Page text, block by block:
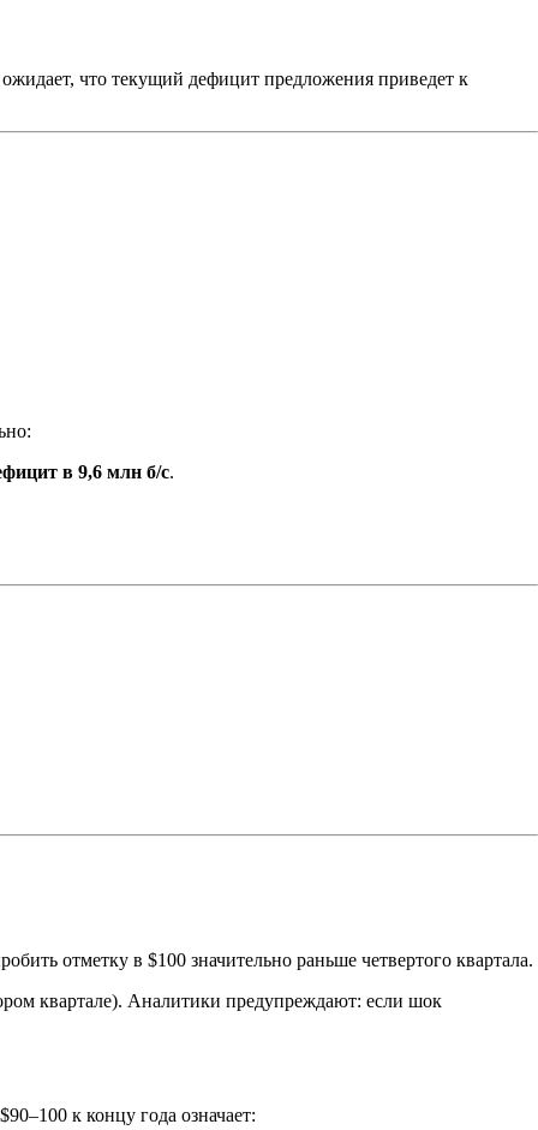
что текущий дефицит предложения приведет к
в 9,6 млн б/с.
отметку в $100 значительно раньше четвертого квартала.
квартале). Аналитики предупреждают: если шок
к концу года означает: